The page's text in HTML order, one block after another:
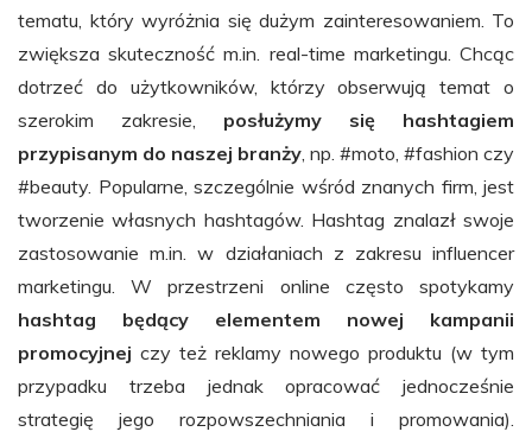
tematu, który wyróżnia się dużym zainteresowaniem. To
zwiększa skuteczność m.in. real-time marketingu. Chcąc
dotrzeć do użytkowników, którzy obserwują temat o
szerokim zakresie, posłużymy się hashtagiem
przypisanym do naszej branży , np. #moto, #fashion czy
#beauty. Popularne, szczególnie wśród znanych firm, jest
tworzenie własnych hashtagów. Hashtag znalazł swoje
zastosowanie m.in. w działaniach z zakresu influencer
marketingu. W przestrzeni online często spotykamy
hashtag będący elementem nowej kampanii
promocyjnej czy też reklamy nowego produktu (w tym
przypadku trzeba jednak opracować jednocześnie
strategię jego rozpowszechniania i promowania).